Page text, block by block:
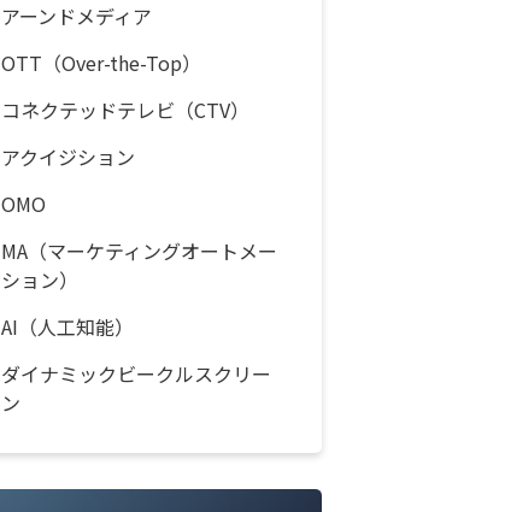
アーンドメディア
OTT（Over-the-Top）
コネクテッドテレビ（CTV）
アクイジション
OMO
MA（マーケティングオートメー
ション）
AI（人工知能）
ダイナミックビークルスクリー
ン